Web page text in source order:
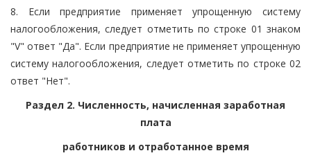
8. Если предприятие применяет упрощенную систему
налогообложения, следует отметить по строке 01 знаком
"V" ответ "Да". Если предприятие не применяет упрощенную
систему налогообложения, следует отметить по строке 02
ответ "Нет".
Раздел 2. Численность, начисленная заработная
плата
работников и отработанное время